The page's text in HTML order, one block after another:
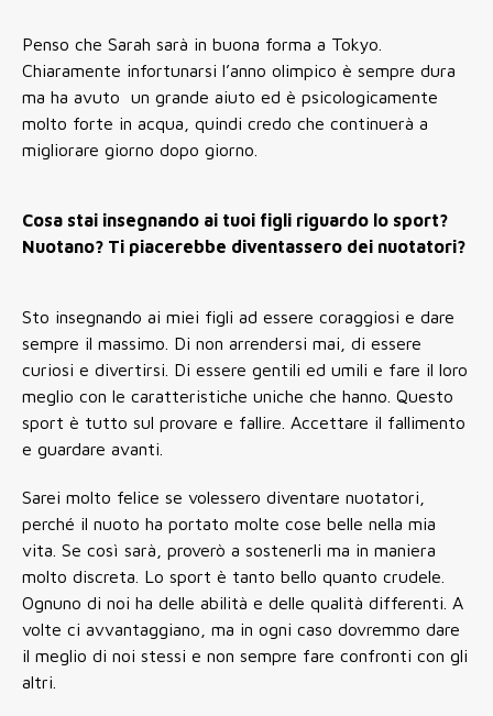
Penso che Sarah sarà in buona forma a Tokyo.
Chiaramente infortunarsi l’anno olimpico è sempre dura
ma ha avuto un grande aiuto ed è psicologicamente
molto forte in acqua, quindi credo che continuerà a
migliorare giorno dopo giorno.
Cosa stai insegnando ai tuoi figli riguardo lo sport?
Nuotano? Ti piacerebbe diventassero dei nuotatori?
Sto insegnando ai miei figli ad essere coraggiosi e dare
sempre il massimo. Di non arrendersi mai, di essere
curiosi e divertirsi. Di essere gentili ed umili e fare il loro
meglio con le caratteristiche uniche che hanno. Questo
sport è tutto sul provare e fallire. Accettare il fallimento
e guardare avanti.
Sarei molto felice se volessero diventare nuotatori,
perché il nuoto ha portato molte cose belle nella mia
vita. Se così sarà, proverò a sostenerli ma in maniera
molto discreta. Lo sport è tanto bello quanto crudele.
Ognuno di noi ha delle abilità e delle qualità differenti. A
volte ci avvantaggiano, ma in ogni caso dovremmo dare
il meglio di noi stessi e non sempre fare confronti con gli
altri.